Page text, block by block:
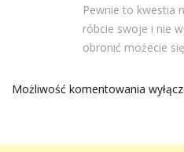
Pewnie to kwestia
róbcie swoje i nie
obronić możecie
Możliwość komentowania